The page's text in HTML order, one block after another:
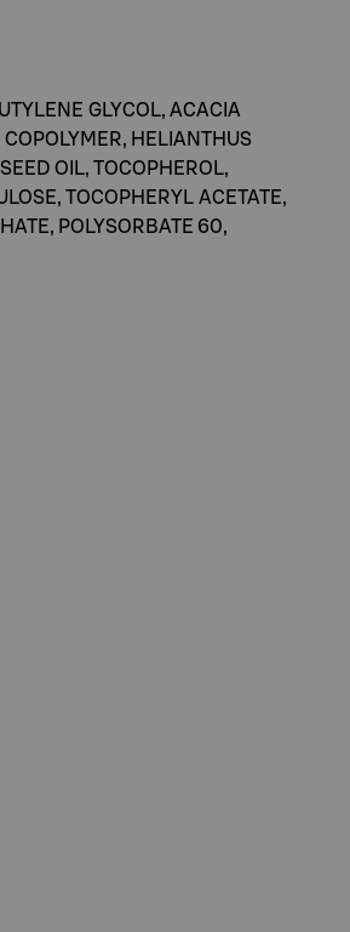
GLYCOL, ACACIA
HELIANTHUS
OIL, TOCOPHEROL,
TOCOPHERYL ACETATE,
POLYSORBATE 60,